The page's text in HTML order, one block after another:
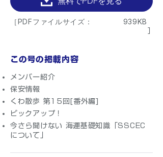
［PDFファイルサイズ： 939KB
この号の掲載内容
メンバー紹介
保安情報
くわ散歩 第15回[番外編]
ピックアップ！
今さら聞けない 海運基礎知識「SSCEC
について」